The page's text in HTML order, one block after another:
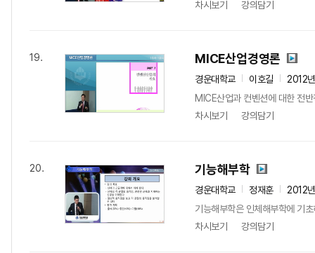
차시보기
강의담기
19. MICE산업경영론
경운대학교 이호길
2012
MICE산업과 컨벤션에 대한 전
차시보기
강의담기
20. 기능해부학
경운대학교 정재훈
2012
기능해부학은 인체해부학에 기
차시보기
강의담기